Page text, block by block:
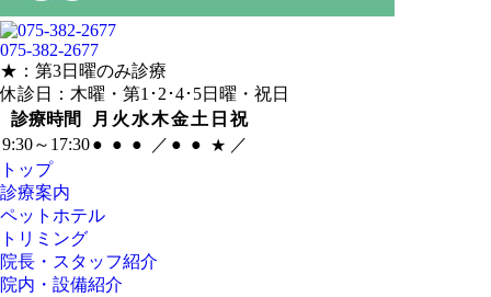
075-382-2677
★：第3日曜のみ診療
休診日：木曜・第1･2･4･5日曜・祝日
診療時間
月 火 水木金土 日 祝
9:30～17:30● ● ● ／ ● ● ★ ／
トップ
診療案内
ペットホテル
トリミング
院長・スタッフ紹介
院内・設備紹介